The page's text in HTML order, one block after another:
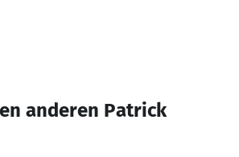
anderen Patrick